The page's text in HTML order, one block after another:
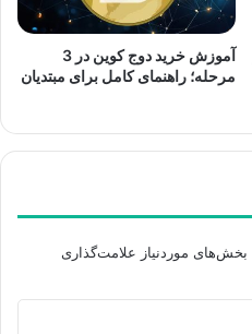
آموزش خرید دوج کوین در 3
مرحله؛ راهنمای کامل برای مبتدیان
بخش‌های موردنیاز علامت‌گذاری